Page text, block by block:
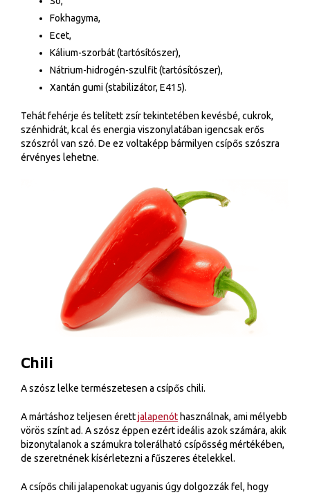
Fokhagyma,
Ecet,
Kálium-szorbát (tartósítószer),
Nátrium-hidrogén-szulfit (tartósítószer),
Xantán gumi (stabilizátor, E415).
Tehát fehérje és telített zsír tekintetében kevésbé, cukrok,
szénhidrát, kcal és energia viszonylatában igencsak erős
szószról van szó. De ez voltaképp bármilyen csípős szószra
érvényes lehetne.
Chili
A szósz lelke természetesen a csípős chili.
A mártáshoz teljesen érettjalapenót használnak, ami mélyebb
vörös színt ad. A szósz éppen ezért ideális azok számára, akik
bizonytalanok a számukra tolerálható csípősség mértékében,
de szeretnének kísérletezni a fűszeres ételekkel.
A csípős chili jalapenokat ugyanis úgy dolgozzák fel, hogy